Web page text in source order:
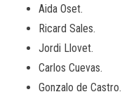
Aida Oset.
Ricard Sales.
Jordi Llovet.
Carlos Cuevas.
Gonzalo de Castro.